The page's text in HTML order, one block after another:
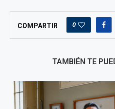
COMPARTIR 0
TAMBIÉN TE